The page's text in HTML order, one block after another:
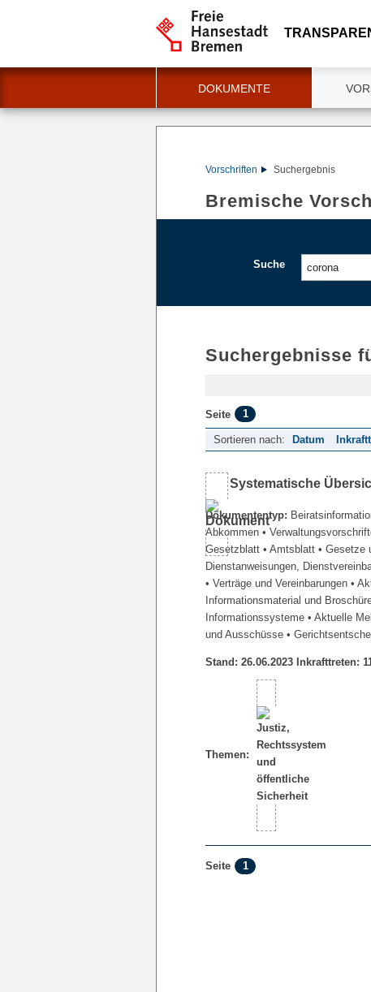
DOKUMENTE
Vorschriften Suchergebnis
Bremische
Suche
Suchergebnisse
Seite 1
Sortieren nach: Datum
Systematische
Dokumententyp:
Abkommen •
Gesetzblatt • Amtsblatt • Gesetze
Dienstanweisungen,
• Verträge und Vereinbarungen •
Informationsmaterial und
Informationssysteme • Aktuelle
und Ausschüsse •
Stand: 26.06.2023 Inkrafttreten:
Themen:
Seite 1